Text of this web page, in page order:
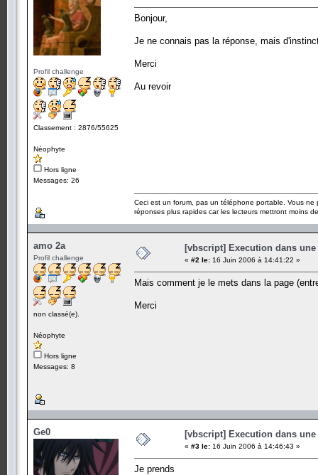
Profil challenge
Classement : 2876/55625
Néophyte
Hors ligne
Messages: 26
Bonjour,
Je ne connais pas la réponse, mais
Merci
Au revoir
Ceci est un forum, pas un téléphone portable. Vous
réponses plus rapides car les lecteurs mettront moins
amo 2a
Profil challenge
non classé(e).
Néophyte
Hors ligne
Messages: 8
[vbscript] Execution dans une
« #2 le: 16 Juin 2006 à 14:41:22 »
Mais comment je le mets dans la page
Merci
Ge0 [vbscript] Execution dans une
« #3 le: 16 Juin 2006 à 14:46:43 »
Je prends